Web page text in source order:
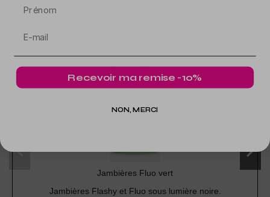
Jambières Fluo vert
Jambières Flashy et Fluo sous lumière noire.
Recevoir ma remise -10%
NON, MERCI